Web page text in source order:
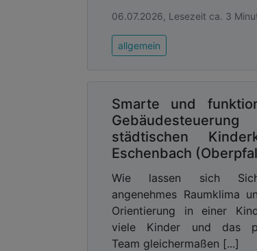
06.07.2026, Lesezeit ca. 3
allgemein
Smarte und
städtischen
Eschenbach
Wie lassen sich
angenehmes Raumklima
Orientierung in einer
viele Kinder und das
Team gleichermaßen [...]